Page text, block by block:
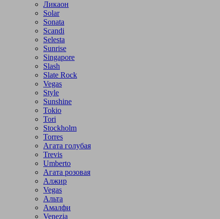
Ликаон
Solar
Sonata
Scandi
Selesta
Sunrise
Singapore
Slash
Slate Rock
Vegas
Style
Sunshine
Tokio
Tori
Stockholm
Torres
Агата голубая
Trevis
Umberto
Агата розовая
Алжир
Vegas
Альта
Амалфи
Venezia